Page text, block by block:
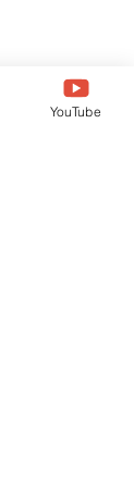
YouTube